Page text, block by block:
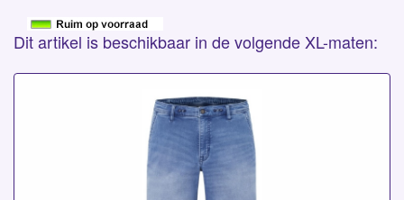
Dit artikel is beschikbaar in de volgende XL-maten: